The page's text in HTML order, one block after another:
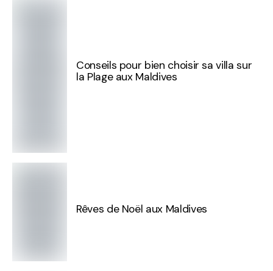
Conseils pour bien choisir sa villa sur
la Plage aux Maldives
Rêves de Noël aux Maldives